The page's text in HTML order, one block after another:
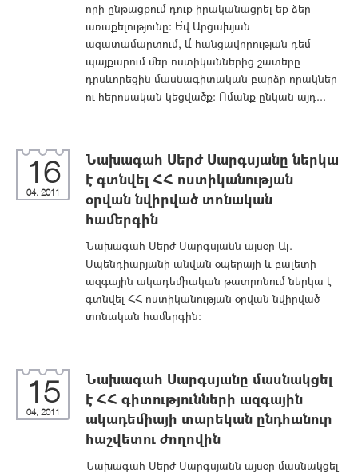
որի ընթացքում դուք իրականացրել եք ձեր
առաքելությունը: Ե՛վ Արցախյան
ազատամարտում, և՛ հանցավորության դեմ
պայքարում մեր ոստիկաններից շատերը
դրսևորեցին մասնագիտական բարձր որակներ
ու հերոսական կեցվածք: Ոմանք ընկան այդ...
16
04, 2011
Նախագահ Սերժ Սարգսյանը ներկա
է գտնվել ՀՀ ոստիկանության
օրվան նվիրված տոնական
համերգին
Նախագահ Սերժ Սարգսյանն այսօր Ալ.
Սպենդիարյանի անվան օպերայի և բալետի
ազգային ակադեմիական թատրոնում ներկա է
գտնվել ՀՀ ոստիկանության օրվան նվիրված
տոնական համերգին:
15
04, 2011
Նախագահ Սարգսյանը մասնակցել
է ՀՀ գիտությունների ազգային
ակադեմիայի տարեկան ընդհանուր
հաշվետու ժողովին
Նախագահ Սերժ Սարգսյանն այսօր մասնակցել